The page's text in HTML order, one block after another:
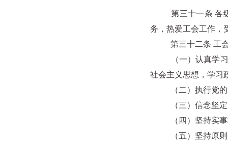
第三十一条 各级
务，热爱工会工作，
第三十二条 工会
（一）认真学习马
社会主义思想，学习
（二）执行党的基
（三）信念坚定，
（四）坚持实事求
（五）坚持原则，